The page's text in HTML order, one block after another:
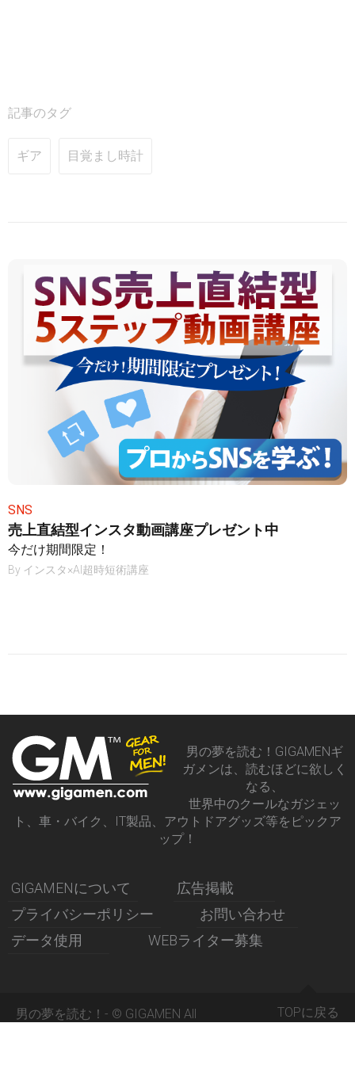
記事のタグ
ギア 目覚まし時計
SNS
売上直結型インスタ動画講座プレゼント中
今だけ期間限定！
By インスタ×AI超時短術講座
男の夢を読む！GIGAMENギ
ガメンは、読むほどに欲しく
なる、
世界中のクールなガジェッ
ト、車・バイク、IT製品、アウトドアグッズ等をピックア
ップ！
GIGAMENについて
広告掲載
プライバシーポリシー
お問い合わせ
データ使用
WEBライター募集
男の夢を読む！- © GIGAMEN All
TOPに戻る